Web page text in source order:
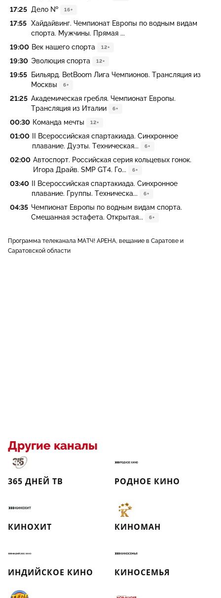
17:25 Дело № 16+
17:55 Хайдайвинг. Чемпионат Европы по водным видам
спорта. Мужчины. Прямая ...
19:00 Век нашего спорта 12+
19:30 Эволюция спорта 12+
19:55
Бильярд. BetBoom Лига Чемпионов. Трансляция из
Москвы
6+
21:25 Академическая гребля. Чемпионат Европы.
Трансляция из Италии
6+
00:30 Команда мечты 12+
01:00
II Всероссийская спартакиада. Синхронное
плавание. Дуэты. Техническая...
6+
02:00 Автоспорт. Российская серия кольцевых гонок.
Игора Драйв. SMP GT4. Го...
6+
03:40
II Всероссийская спартакиада. Синхронное
плавание. Группы. Техническа...
6+
04:35 Чемпионат Европы по водным видам спорта.
Смешанная эстафета. Открытая...
6+
Программа телеканала МАТЧ! АРЕНА, вещание в Саратове и
Саратовской области
Другие каналы
365 ДНЕЙ ТВ РОДНОЕ КИНО
КИНОХИТ КИНОМАН
ИНДИЙСКОЕ КИНО КИНОСЕМЬЯ